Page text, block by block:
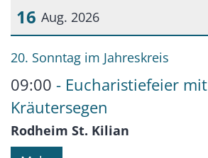
16 Aug. 2026
Datum: 16. August 2026
20. Sonntag im Jahreskreis
09:00
Eucharistiefeier mit
Kräutersegen
Rodheim St. Kilian